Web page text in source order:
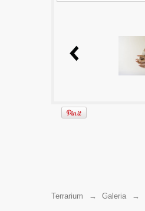
Terrarium → Galeria →